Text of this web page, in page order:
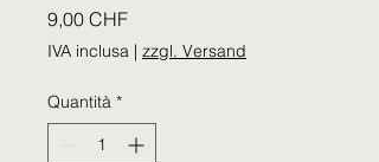
9,00 CHFPrezzo
IVA inclusa | zzgl. Versand
Quantità *